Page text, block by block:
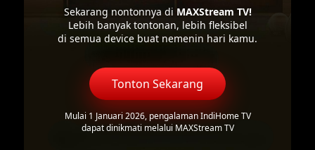
Sekarang nontonnya di MAXStream TV!
Lebih banyak tontonan, lebih fleksibel
di semua device buat nemenin hari kamu.
Tonton Sekarang
Mulai 1 Januari 2026, pengalaman IndiHome TV
dapat dinikmati melalui MAXStream TV